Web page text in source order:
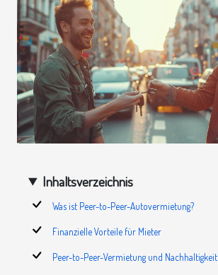
Inhaltsverzeichnis
Was ist Peer-to-Peer-Autovermietung?
Finanzielle Vorteile für Mieter
Peer-to-Peer-Vermietung und Nachhaltigkeit